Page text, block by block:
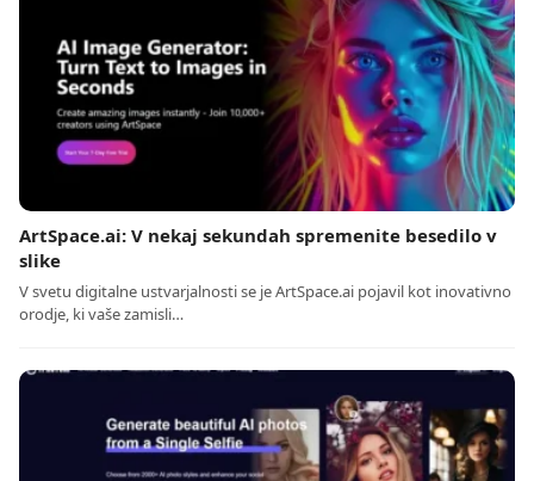
ArtSpace.ai: V nekaj sekundah spremenite besedilo v
slike
V svetu digitalne ustvarjalnosti se je ArtSpace.ai pojavil kot inovativno
orodje, ki vaše zamisli…